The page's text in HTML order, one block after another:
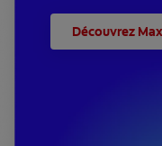
Découvrez